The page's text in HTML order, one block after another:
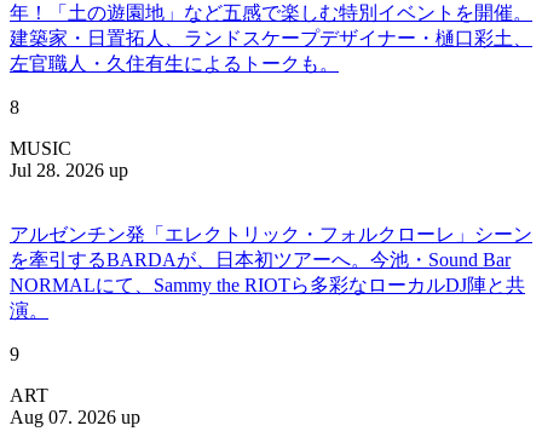
年！「土の遊園地」など五感で楽しむ特別イベントを開催。
建築家・日置拓人、ランドスケープデザイナー・樋口彩土、
左官職人・久住有生によるトークも。
8
MUSIC
Jul 28. 2026 up
アルゼンチン発「エレクトリック・フォルクローレ」シーン
を牽引するBARDAが、日本初ツアーへ。今池・Sound Bar
NORMALにて、Sammy the RIOTら多彩なローカルDJ陣と共
演。
9
ART
Aug 07. 2026 up